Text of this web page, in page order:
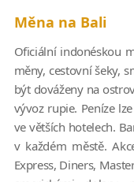
Měna na Bali
Oficiální indonéskou
měny, cestovní šeky,
být dováženy na
vývoz rupie. Peníze
ve větších hotelech.
v každém městě.
Express, Diners,